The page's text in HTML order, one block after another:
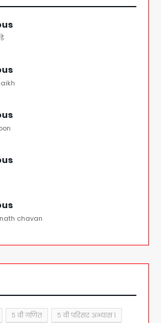
chavan
५ वी गणित
५ वी परिसर अभ्यास १